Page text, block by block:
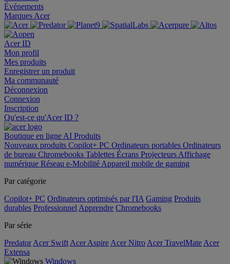
Événements
Marques Acer
Acer ID
Mon profil
Mes produits
Enregistrer un produit
Ma communauté
Déconnexion
Connexion
Inscription
Qu'est-ce qu'Acer ID ?
Boutique en ligne AI Produits
Nouveaux produits Copilot+ PC Ordinateurs portables Ordinateurs
de bureau Chromebooks Tablettes Écrans Projecteurs Affichage
numérique Réseau e-Mobilité Appareil mobile de gaming
Par catégorie
Copilot+ PC Ordinateurs optimisés par l'IA Gaming Produits
durables Professionnel Apprendre Chromebooks
Par série
Predator Acer Swift Acer Aspire Acer Nitro Acer TravelMate Acer
Extensa
Windows